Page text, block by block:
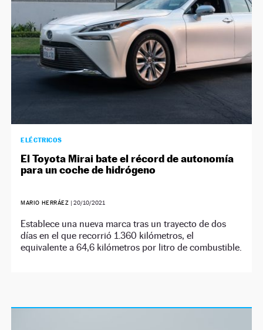
ELÉCTRICOS
El Toyota Mirai bate el récord de autonomía
para un coche de hidrógeno
MARIO HERRÁEZ | 20/10/2021
Establece una nueva marca tras un trayecto de dos
días en el que recorrió 1.360 kilómetros, el
equivalente a 64,6 kilómetros por litro de combustible.